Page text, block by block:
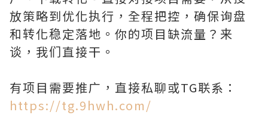
放策略到优化执行，全程把控，确保询盘
和转化稳定落地。你的项目缺流量？来
谈，我们直接干。
有项目需要推广，直接私聊或TG联系：
https://tg.9hwh.com/